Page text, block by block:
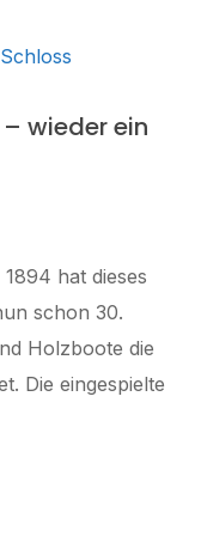
wieder ein
hat dieses
schon 30.
Holzboote die
Die eingespielte